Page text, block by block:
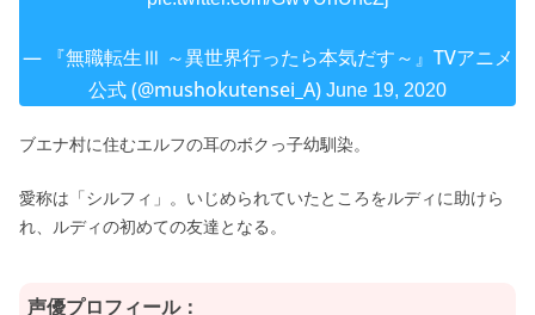
— 『無職転生Ⅲ ～異世界行ったら本気だす～』TVアニメ
公式 (@mushokutensei_A) June 19, 2020
ブエナ村に住むエルフの耳のボクっ子幼馴染。
愛称は「シルフィ」。いじめられていたところをルディに助けら
れ、ルディの初めての友達となる。
声優プロフィール：